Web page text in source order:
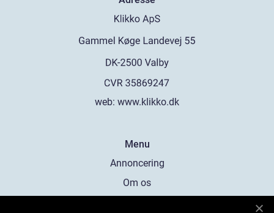
web: www.klikko.dk
Menu
Annoncering
Om os